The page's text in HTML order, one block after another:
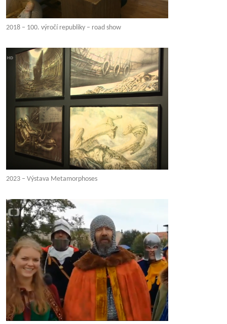
2018 – 100. výročí republiky – road show
2023 – Výstava Metamorphoses